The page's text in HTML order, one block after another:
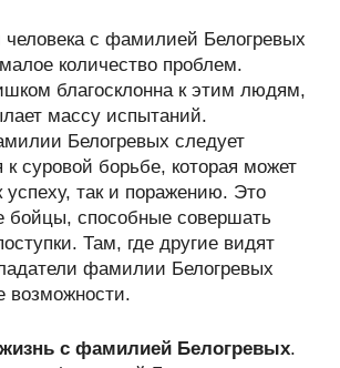
с фамилией Белогревых
количество проблем.
благосклонна к этим людям,
массу испытаний.
Белогревых следует
к суровой борьбе, которая может
успеху, так и поражению. Это
бойцы, способные совершать
Там, где другие видят
фамилии Белогревых
возможности.
с фамилией Белогревых.